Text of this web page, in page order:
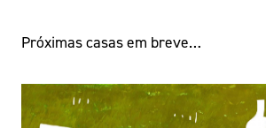
Próximas casas em breve…